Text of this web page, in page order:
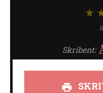
1
Skribent: